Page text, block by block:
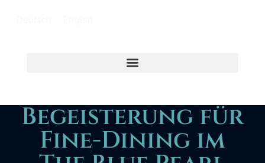
Begeisterung für
Fine-Dining im